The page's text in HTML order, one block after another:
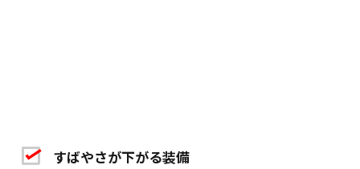
すばやさが下がる装備